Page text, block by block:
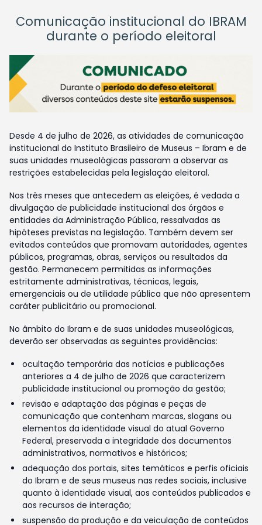
Comunicação institucional do IBRAM
durante o período eleitoral
Desde 4 de julho de 2026, as atividades de comunicação
institucional do Instituto Brasileiro de Museus – Ibram e de
suas unidades museológicas passaram a observar as
restrições estabelecidas pela legislação eleitoral.
Nos três meses que antecedem as eleições, é vedada a
divulgação de publicidade institucional dos órgãos e
entidades da Administração Pública, ressalvadas as
hipóteses previstas na legislação. Também devem ser
evitados conteúdos que promovam autoridades, agentes
públicos, programas, obras, serviços ou resultados da
gestão. Permanecem permitidas as informações
estritamente administrativas, técnicas, legais,
emergenciais ou de utilidade pública que não apresentem
caráter publicitário ou promocional.
No âmbito do Ibram e de suas unidades museológicas,
deverão ser observadas as seguintes providências:
ocultação temporária das notícias e publicações
anteriores a 4 de julho de 2026 que caracterizem
publicidade institucional ou promoção da gestão;
revisão e adaptação das páginas e peças de
comunicação que contenham marcas, slogans ou
elementos da identidade visual do atual Governo
Federal, preservada a integridade dos documentos
administrativos, normativos e históricos;
adequação dos portais, sites temáticos e perfis oficiais
do Ibram e de seus museus nas redes sociais, inclusive
quanto à identidade visual, aos conteúdos publicados e
aos recursos de interação;
suspensão da produção e da veiculação de conteúdos